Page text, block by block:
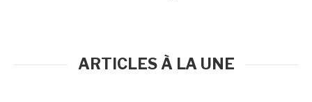
ARTICLES À LA UNE